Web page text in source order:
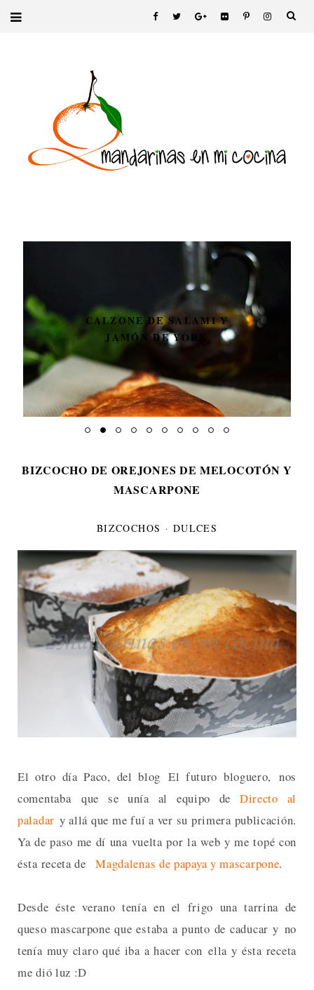
CALZONE DE SALAMI Y
JAMÓN DE YORK
BIZCOCHO DE OREJONES DE MELOCOTÓN Y
MASCARPONE
BIZCOCHOS · DULCES
El otro día Paco, del blog El futuro bloguero, nos
comentaba que se unía al equipo de Directo al
paladar y allá que me fuí a ver su primera publicación.
Ya de paso me dí una vuelta por la web y me topé con
ésta receta deMagdalenas de papaya y mascarpone.
Desde éste verano tenía en el frigo una tarrina de
queso mascarpone que estaba a punto de caducar y no
tenía muy claro qué iba a hacer con ella y ésta receta
me dió luz :D